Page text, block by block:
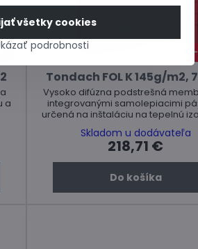
a
Tondach FOL K 145g/m2,
Vysoko difúzna podstrešná
integrovanými samolepiacimi
určená na inštaláciu na tepelnú
Skladom u dodávateľa
218,71 €
Do košíka
podrobnosti
všetky cookies